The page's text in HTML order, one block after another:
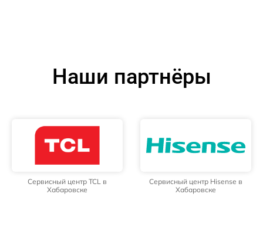
Наши партнёры
Сервисный центр TCL в
Хабаровске
Сервисный центр Hisense в
Хабаровске